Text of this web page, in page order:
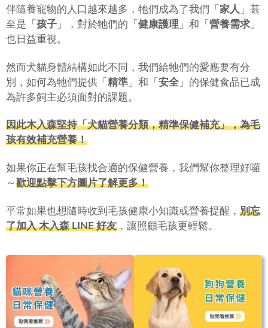
伴隨養寵物的人口越來越多，牠們成為了我們「 家人 」甚
至是「 孩子 」，對於牠們的「 健康護理 」和「 營養需求 」
也日益重視。
然而犬貓身體結構如此不同，我們給牠們的愛應要有分
別，如何為牠們提供「 精準 」和「 安全 」的保健食品已成
為許多飼主必須面對的課題。
因此木入森堅持「犬貓營養分類，精準保健補充」，為毛
孩有效補充營養！
如果你正在幫毛孩找合適的保健營養，我們幫你整理好囉
～歡迎點擊下方圖片了解更多！
平常如果也想隨時收到毛孩健康小知識或營養提醒， 別忘
了加入 木入森 LINE 好友 ，讓照顧毛孩更輕鬆。